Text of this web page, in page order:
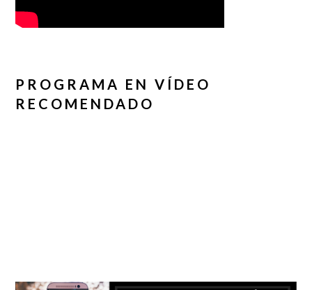
PROGRAMA EN VÍDEO
RECOMENDADO